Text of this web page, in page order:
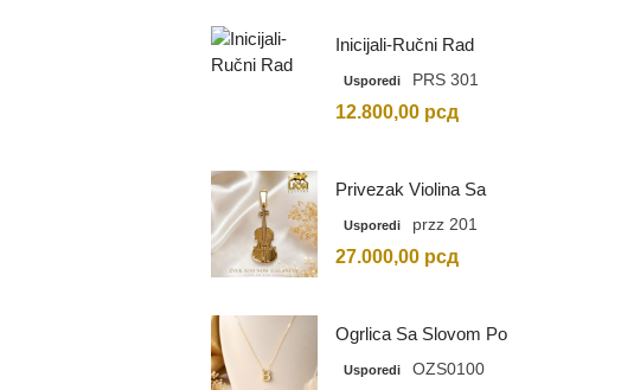
Inicijali-Ručni Rad
Usporedi PRS 301
12.800,00 рсд
Privezak Violina Sa
Graviranim Inicijalima
Usporedi przz 201
27.000,00 рсд
Ogrlica Sa Slovom Po
Vašem Izboru
Usporedi OZS0100